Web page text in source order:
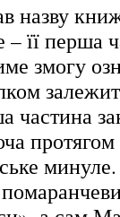
назву
її перша
змогу
частина
протягом
минуле.